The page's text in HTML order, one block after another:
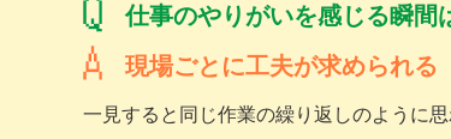
仕事のやりがいを感じる瞬間
現場ごとに工夫が求められる
一見すると同じ作業の繰り返しのように